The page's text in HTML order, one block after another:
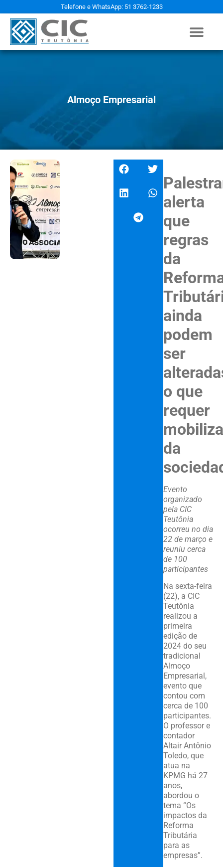
Telefone e WhatsApp: 51 3762-1233
Almoço Empresarial
alerta
que
regras
da
ainda
podem
ser
o que
requer
da
Evento
organizado
pela CIC
Teutônia
ocorreu no dia
22 de março e
reuniu cerca
de 100
participantes
Na sexta-feira
(22), a CIC
Teutônia
realizou a
primeira
edição de
2024 do seu
tradicional
Almoço
Empresarial,
evento que
contou com
cerca de 100
participantes.
O professor e
contador
Altair Antônio
Toledo, que
atua na
KPMG há 27
anos,
abordou o
tema “Os
impactos da
Reforma
Tributária
para as
empresas”.